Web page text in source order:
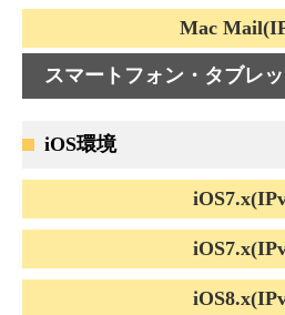
Mac
スマートフォン・タブレ
iOS環境